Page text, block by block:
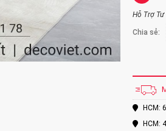
Hỗ Trợ Tư
Chia sẻ:
HCM:
HCM: